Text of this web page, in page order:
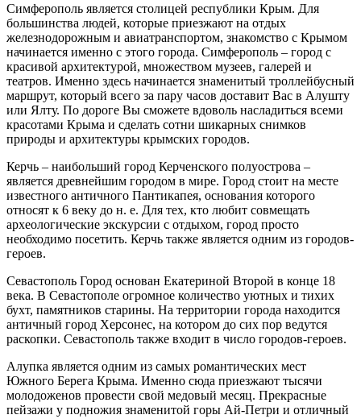
Симферополь является столицей республики Крым. Для
большинства людей, которые приезжают на отдых
железнодорожным и авиатранспортом, знакомство с Крымом
начинается именно с этого города. Симферополь – город с
красивой архитектурой, множеством музеев, галерей и
театров. Именно здесь начинается знаменитый троллейбусный
маршрут, который всего за пару часов доставит Вас в Алушту
или Ялту. По дороге Вы сможете вдоволь насладиться всеми
красотами Крыма и сделать сотни шикарных снимков
природы и архитектуры крымских городов.
Керчь – наибольший город Керченского полуострова –
является древнейшим городом в мире. Город стоит на месте
известного античного Пантикапея, основания которого
относят к 6 веку до н. е. Для тех, кто любит совмещать
археологические экскурсии с отдыхом, город просто
необходимо посетить. Керчь также является одним из городов-
героев.
Севастополь Город основан Екатериной Второй в конце 18
века. В Севастополе огромное количество уютных и тихих
бухт, памятников старины. На территории города находится
античный город Херсонес, на котором до сих пор ведутся
раскопки. Севастополь также входит в число городов-героев.
Алупка является одним из самых романтических мест
Южного Берега Крыма. Именно сюда приезжают тысячи
молодоженов провести свой медовый месяц. Прекрасные
пейзажи у подножия знаменитой горы Ай-Петри и отличный